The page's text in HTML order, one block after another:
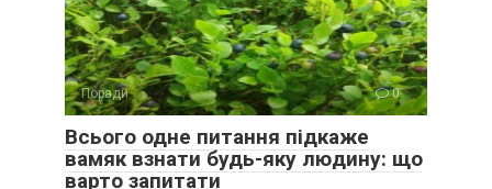
Поради 0
Всього одне питання підкаже
вамяк взнати будь-яку людину: що
варто запитати